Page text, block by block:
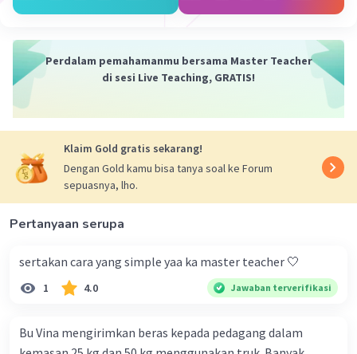
payung merah mengerti:
bukan untuk tujuan utama,
melainkan untuk menjadi teduh
Beri Rating 4.7 Balas
Raisa P Level 100
*"Sendal Jepit yang Hilang"*
Aku kehilangan sendal jepit di masjid,
menemaniku ke warung, ke kos, ke galau.
Perdalam pemahamanmu bersama Master Teacher
di sesi Live Teaching, GRATIS!
Klaim Gold gratis sekarang!
Dengan Gold kamu bisa tanya soal ke Forum
sepuasnya, lho.
Pertanyaan serupa
sertakan cara yang simple yaa ka master teacher 🤍
1 4.0 Jawaban terverifikasi
Bu Vina mengirimkan beras kepada pedagang dalam